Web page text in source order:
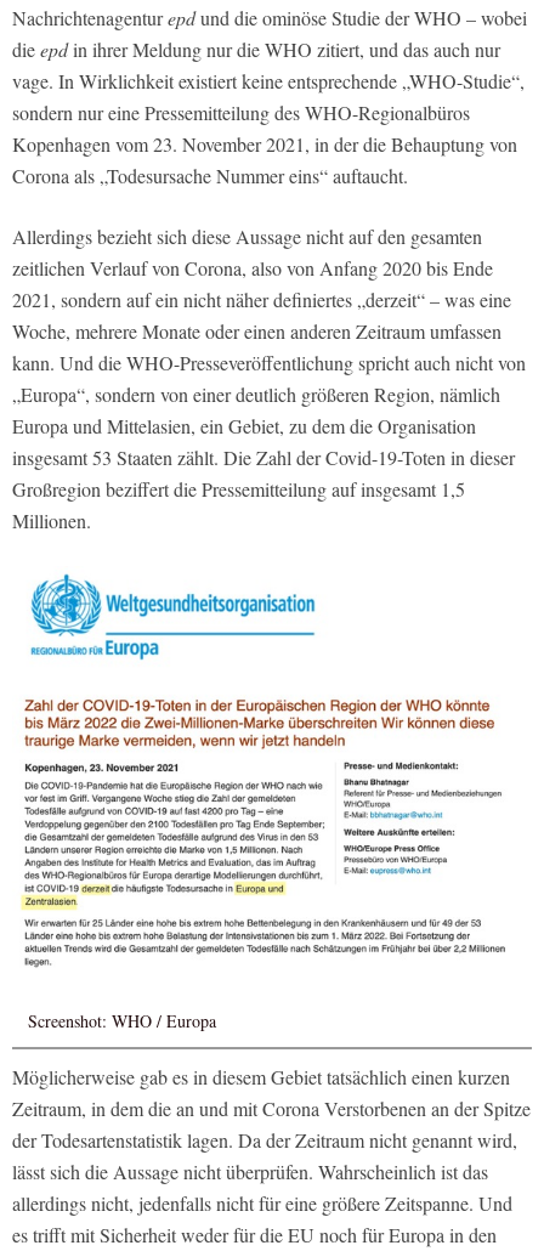
Nachrichtenagenturepdund die ominöse Studie der WHO – wobei
dieepdin ihrer Meldung nur die WHO zitiert, und das auch nur
vage. In Wirklichkeit existiert keine entsprechende „WHO-Studie“,
sondern nur eine Pressemitteilung des WHO-Regionalbüros
Kopenhagen vom 23. November 2021, in der die Behauptung von
Corona als „Todesursache Nummer eins“ auftaucht.
Allerdings bezieht sich diese Aussage nicht auf den gesamten
zeitlichen Verlauf von Corona, also von Anfang 2020 bis Ende
2021, sondern auf ein nicht näher definiertes „derzeit“ – was eine
Woche, mehrere Monate oder einen anderen Zeitraum umfassen
kann. Und die WHO-Presseveröffentlichung spricht auch nicht von
„Europa“, sondern von einer deutlich größeren Region, nämlich
Europa und Mittelasien, ein Gebiet, zu dem die Organisation
insgesamt 53 Staaten zählt. Die Zahl der Covid-19-Toten in dieser
Großregion beziffert die Pressemitteilung auf insgesamt 1,5
Millionen.
Screenshot: WHO / Europa
Möglicherweise gab es in diesem Gebiet tatsächlich einen kurzen
Zeitraum, in dem die an und mit Corona Verstorbenen an der Spitze
der Todesartenstatistik lagen. Da der Zeitraum nicht genannt wird,
lässt sich die Aussage nicht überprüfen. Wahrscheinlich ist das
allerdings nicht, jedenfalls nicht für eine größere Zeitspanne. Und
es trifft mit Sicherheit weder für die EU noch für Europa in den